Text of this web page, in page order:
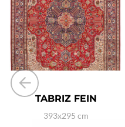
TABRIZ FEIN
393x295 cm